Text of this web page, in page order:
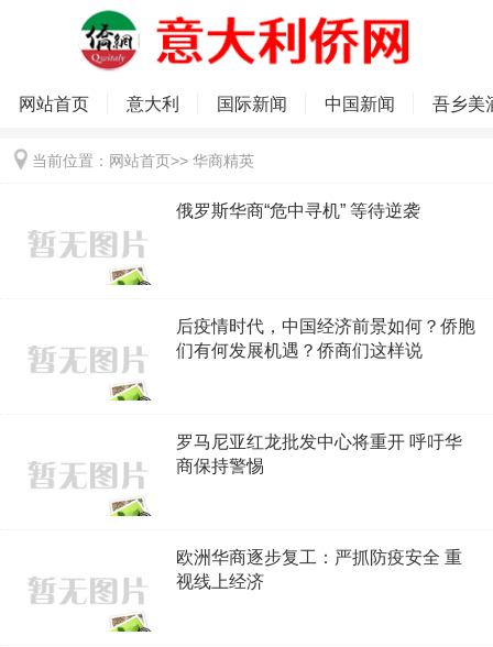
网站首页 意大利 国际新闻 中国新闻 吾乡美
当前位置： 网站首页>> 华商精英
俄罗斯华商“危中寻机” 等待逆袭
后疫情时代，中国经济前景如何？侨胞
们有何发展机遇？侨商们这样说
罗马尼亚红龙批发中心将重开 呼吁华
商保持警惕
欧洲华商逐步复工：严抓防疫安全 重
视线上经济